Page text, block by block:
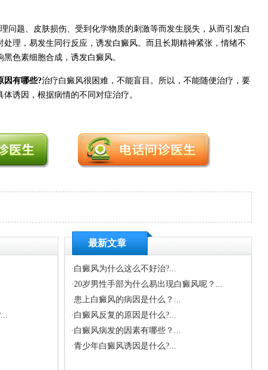
题、皮肤损伤、受到化学物质的刺激等而发生脱失，从而引发白
理，易发生同行反应，诱发白癜风。而且长期精神紧张，情绪不
色素细胞合成，诱发白癜风。
因有哪些?治疗白癜风很困难，不能盲目。所以，不能随便治疗，要
诱因，根据病情的不同对症治疗。
最新文章
· 白癜风为什么这么不好治?...
·20岁男性手部为什么易出现白癜风呢？...
·患上白癜风的病因是什么？...
· 白癜风反复的原因是什么?...
· 白癜风病发的因素有哪些？...
·青少年白癜风诱因是什么?...